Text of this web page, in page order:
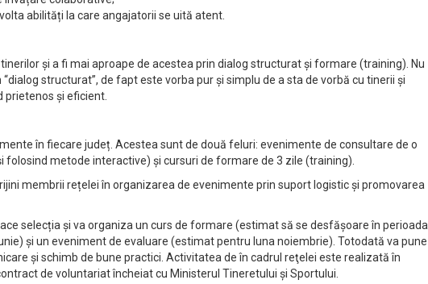
abilități la care angajatorii se uită atent.
și a fi mai aproape de acestea prin dialog structurat și formare (training). Nu
structurat”, de fapt este vorba pur și simplu de a sta de vorbă cu tinerii și
și eficient.
în fiecare județ. Acestea sunt de două feluri: evenimente de consultare de o
metode interactive) și cursuri de formare de 3 zile (training).
membrii rețelei în organizarea de evenimente prin suport logistic și promovarea
selecția și va organiza un curs de formare (estimat să se desfășoare în perioada
și un eveniment de evaluare (estimat pentru luna noiembrie). Totodată va pune
și schimb de bune practici. Activitatea de în cadrul reţelei este realizată în
de voluntariat încheiat cu Ministerul Tineretului și Sportului.